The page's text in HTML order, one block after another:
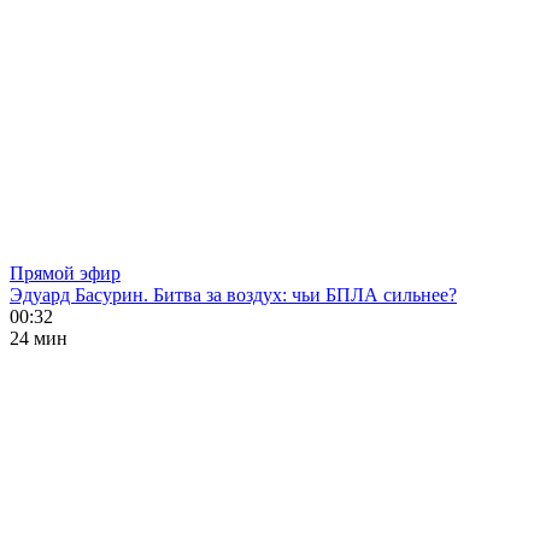
Прямой эфир
Эдуард Басурин. Битва за воздух: чьи БПЛА сильнее?
00:32
24 мин